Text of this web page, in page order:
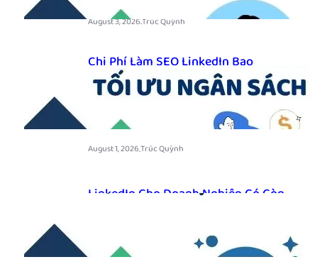
August 3, 2026.Trúc Quỳnh
Chi Phí Làm SEO LinkedIn Bao
Nhiêu? Những Yếu Tố Ảnh Hưởng
Và Cách Tối Ưu Ngân Sách Năm
August 1, 2026.Trúc Quỳnh
LinkedIn Cho Doanh Nghiệp Có Còn
July 30, 2026